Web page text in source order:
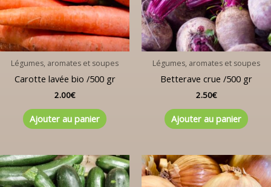
Légumes, aromates et soupes
Carotte lavée bio /500 gr
2.00€
Ajouter au panier
Légumes, aromates et soupes
Betterave crue /500 gr
2.50€
Ajouter au panier